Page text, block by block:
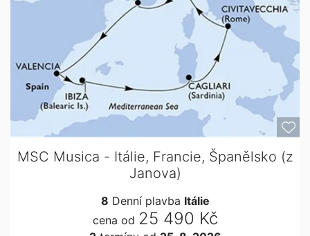
MSC Musica - Itálie, Francie, Španělsko (z
Janova)
8 Denní plavba Itálie
cena od 25 490 Kč